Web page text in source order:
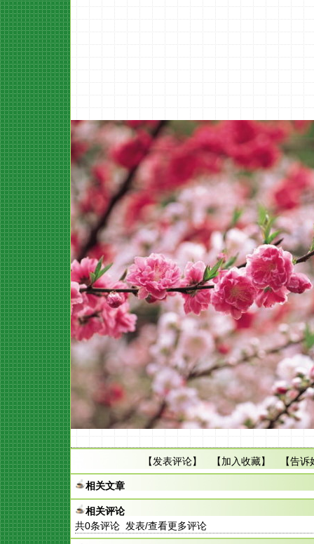
【发表评论】 【加入收藏】 【告诉
相关文章
相关评论
共0条评论 发表/查看更多评论